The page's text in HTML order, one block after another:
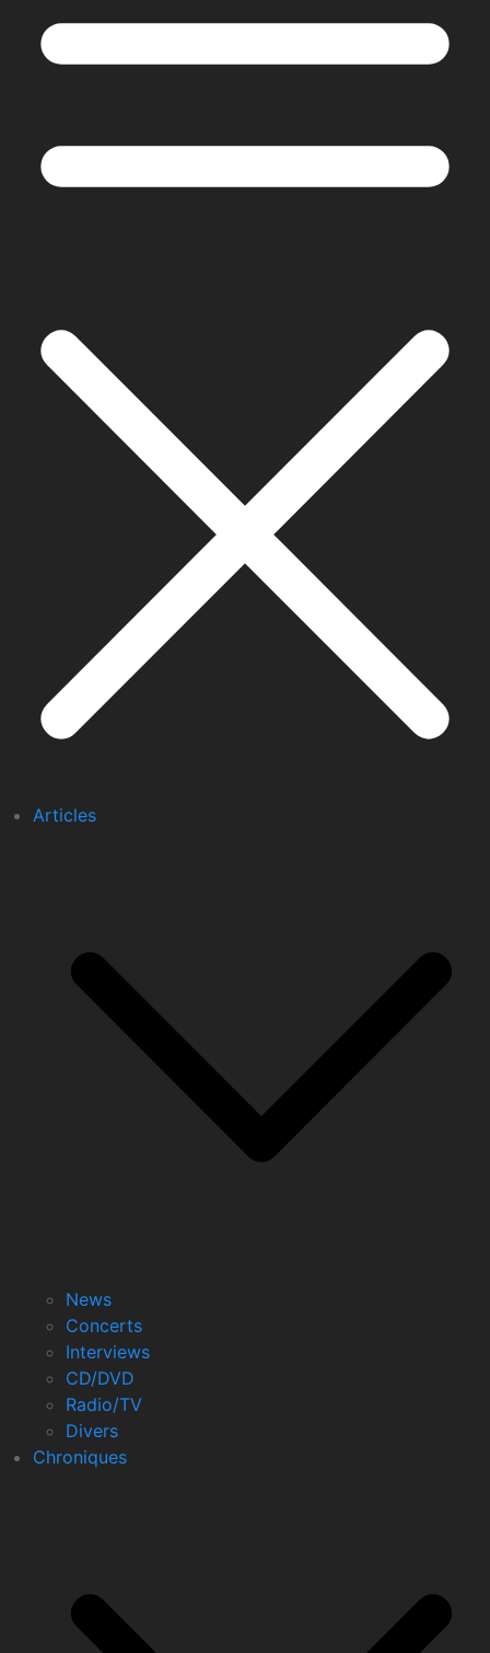
Articles
News
Concerts
Interviews
CD/DVD
Radio/TV
Divers
Chroniques